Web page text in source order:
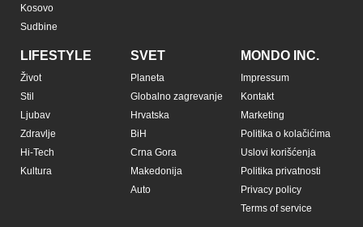
Kosovo
Sudbine
LIFESTYLE
Život
Stil
Ljubav
Zdravlje
Hi-Tech
Kultura
SVET
Planeta
Globalno zagrevanje
Hrvatska
BiH
Crna Gora
Makedonija
Auto
MONDO INC.
Impressum
Kontakt
Marketing
Politika o kolačićima
Uslovi korišćenja
Politika privatnosti
Privacy policy
Terms of service